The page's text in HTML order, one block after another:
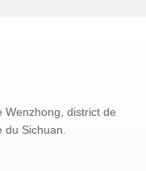
Wenzhong, district de
du Sichuan.